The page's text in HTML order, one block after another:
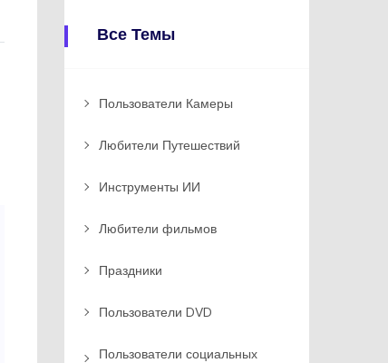
Все Темы
Пользователи Камеры
Любители Путешествий
Инструменты ИИ
Любители фильмов
Праздники
Пользователи DVD
Пользователи социальных